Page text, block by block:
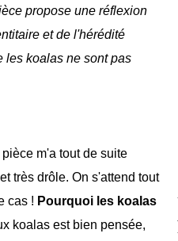
propose une réflexion
et de l'hérédité
les koalas ne sont pas
m'a tout de suite
très drôle. On s'attend tout
cas ! Pourquoi les koalas
koalas est bien pensée,